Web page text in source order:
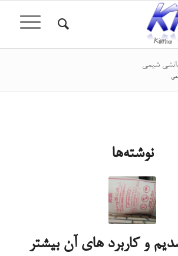
شیمی
نوشته‌ها
و کاربرد های آن بیشتر